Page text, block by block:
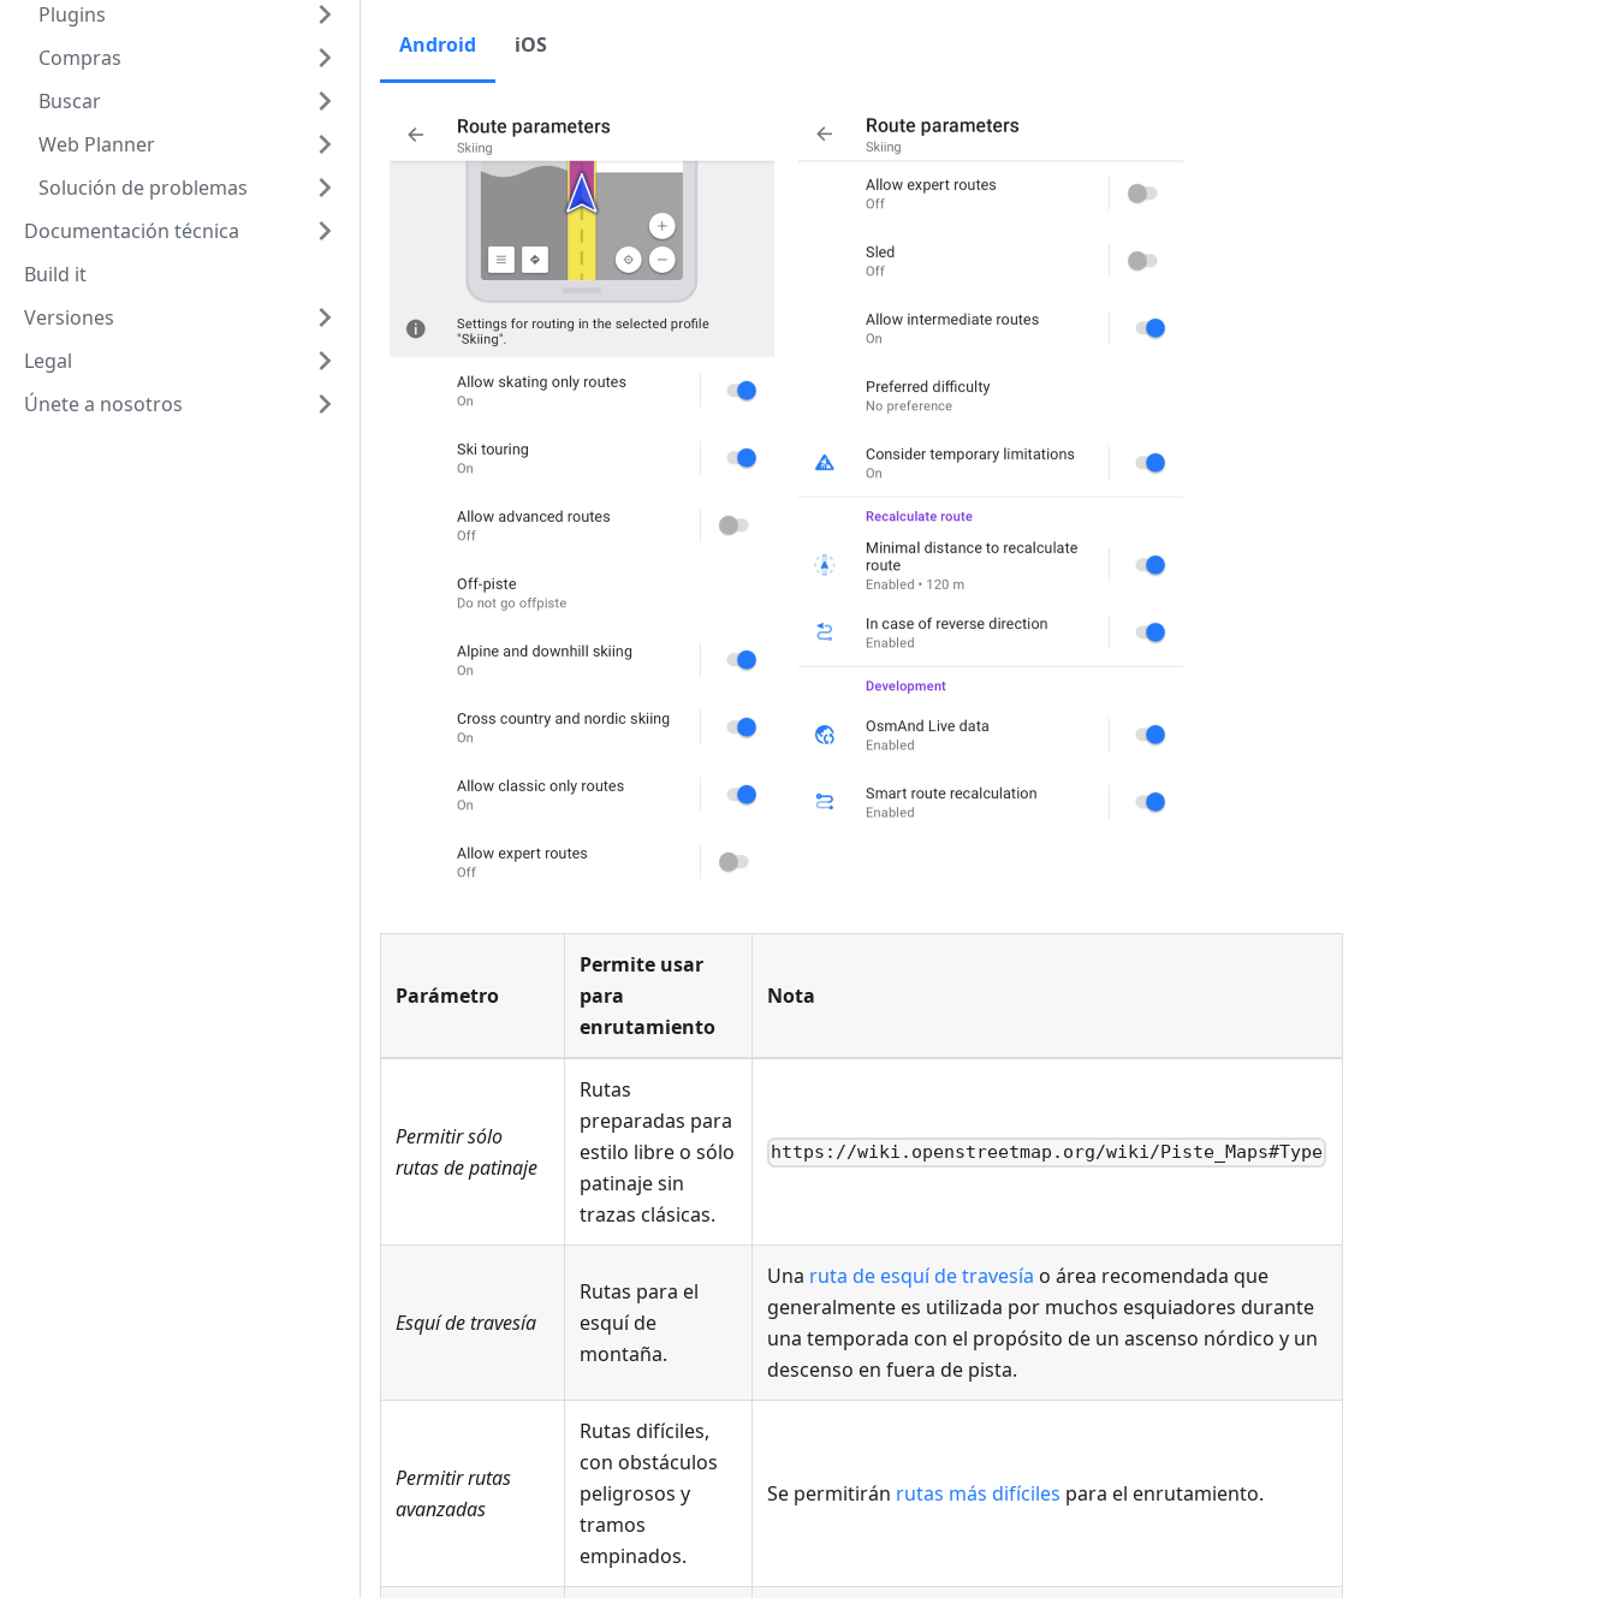
Plugins
Compras
Buscar
Web Planner
Solución de problemas
Documentación técnica
Build it
Versiones
Legal
Únete a nosotros
Android iOS
Parámetro
Permite usar
para
enrutamiento
Nota
Permitir sólo
rutas de patinaje
Rutas
preparadas para
estilo libre o sólo
patinaje sin
trazas clásicas.
https://wiki.openstreetmap.org/wiki/Piste_Maps#Type
Esquí de travesía
Rutas para el
esquí de
montaña.
Una ruta de esquí de travesía o área recomendada que
generalmente es utilizada por muchos esquiadores durante
una temporada con el propósito de un ascenso nórdico y un
descenso en fuera de pista.
Permitir rutas
avanzadas
Rutas difíciles,
con obstáculos
peligrosos y
tramos
empinados.
Se permitirán rutas más difíciles para el enrutamiento.